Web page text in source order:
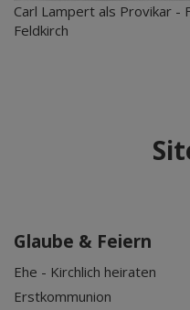
Carl Lampert als Provikar -
Feldkirch
Glaube & Feiern
Ehe - Kirchlich heiraten
Erstkommunion